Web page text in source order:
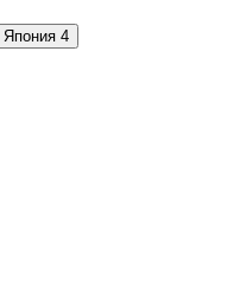
Япония 4